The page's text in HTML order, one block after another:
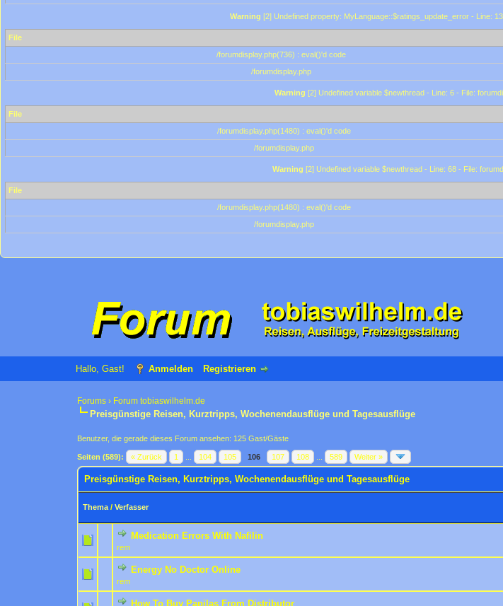
Warning [2] Undefined property: MyLanguage::$ratings_update_error - Line:
File
/forumdisplay.php(736) : eval()'d code
/forumdisplay.php
Warning [2] Undefined variable $newthread - Line: 6 - File:
File
/forumdisplay.php(1480) : eval()'d code
/forumdisplay.php
Warning [2] Undefined variable $newthread - Line: 68 - File:
File
/forumdisplay.php(1480) : eval()'d code
/forumdisplay.php
Hallo, Gast! Anmelden Registrieren
Forums › Forum tobiaswilhelm.de
Preisgünstige Reisen, Kurztripps, Wochenendausflüge und Tagesausflüge
Benutzer, die gerade dieses Forum ansehen: 125 Gast/Gäste
Seiten (589): « Zurück 1 104 105 106 107 108 589 Weiter »
Preisgünstige Reisen, Kurztripps, Wochenendausflüge und Tagesausflüge
Thema /Verfasser
Medication Errors With Nafilin
rem
0 Bewertung(en) - 0 von 5 durchschnittlich
Energy No Doctor Online
rem
0 Bewertung(en) - 0 von 5 durchschnittlich
How To Buy Papilas From Distributor